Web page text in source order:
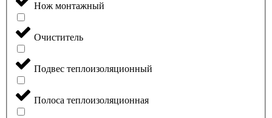
Нож монтажный
Очиститель
Подвес теплоизоляционный
Полоса теплоизоляционная